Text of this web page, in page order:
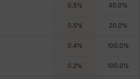
0.5% 40.0%
0.5% 20.0%
0.4% 100.0%
0.2% 100.0%